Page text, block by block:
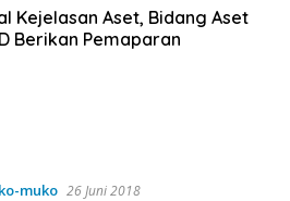
Kejelasan Aset, Bidang Aset
Berikan Pemaparan
muko 26 Juni 2018